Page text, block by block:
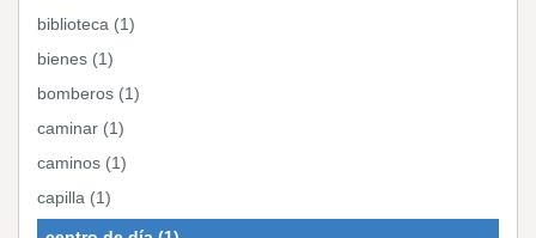
biblioteca (1)
bienes (1)
bomberos (1)
caminar (1)
caminos (1)
capilla (1)